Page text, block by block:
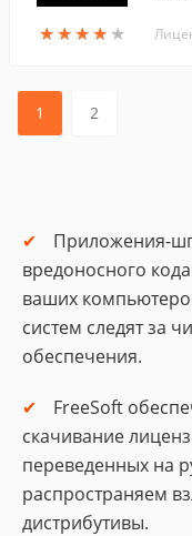
★★★★ ★
★★★★ ★
1 2
Приложения-
вредоносного
ваших
систем следят за
обеспечения.
FreeSoft
скачивание
переведенных на
распространяем
дистрибутивы.